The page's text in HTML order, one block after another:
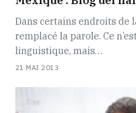
Dans certains endroits de
remplacé la parole. Ce
linguistique, mais…
21 MAI 2013